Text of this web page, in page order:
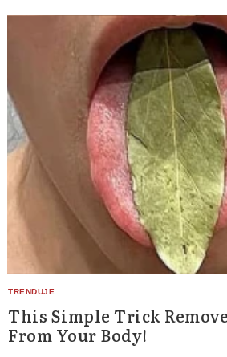
This Simple Trick
From Your Body!